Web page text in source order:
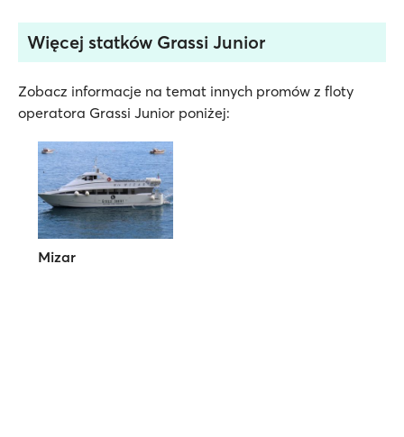
Więcej statków Grassi Junior
Zobacz informacje na temat innych promów z floty
operatora Grassi Junior poniżej:
Mizar